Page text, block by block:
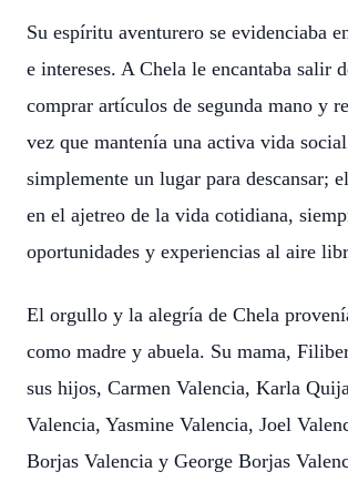
Su espíritu aventurero se evidenciaba
e intereses. A Chela le encantaba salir
comprar artículos de segunda mano y
vez que mantenía una activa vida
simplemente un lugar para descansar;
en el ajetreo de la vida cotidiana,
oportunidades y experiencias al aire
El orgullo y la alegría de Chela
como madre y abuela. Su mama,
sus hijos, Carmen Valencia, Karla
Valencia, Yasmine Valencia, Joel
Borjas Valencia y George Borjas